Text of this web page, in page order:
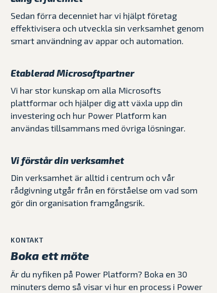
Sedan förra decenniet har vi hjälpt företag
effektivisera och utveckla sin verksamhet genom
smart användning av appar och automation.
Etablerad Microsoftpartner
Vi har stor kunskap om alla Microsofts
plattformar och hjälper dig att växla upp din
investering och hur Power Platform kan
användas tillsammans med övriga lösningar.
Vi förstår din verksamhet
Din verksamhet är alltid i centrum och vår
rådgivning utgår från en förståelse om vad som
gör din organisation framgångsrik.
KONTAKT
Boka ett möte
Är du nyfiken på Power Platform? Boka en 30
minuters demo så visar vi hur en process i Power